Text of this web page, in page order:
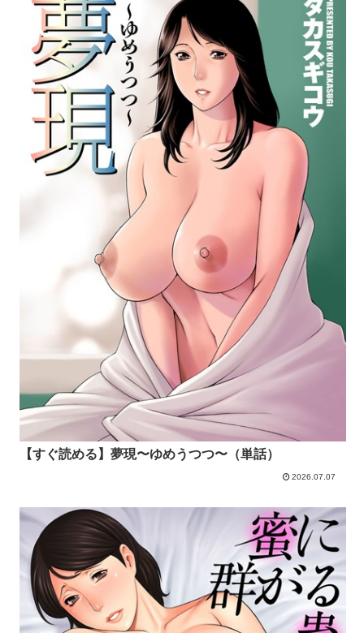
【すぐ読める】夢現〜ゆめうつつ〜（単話）
2026.07.07